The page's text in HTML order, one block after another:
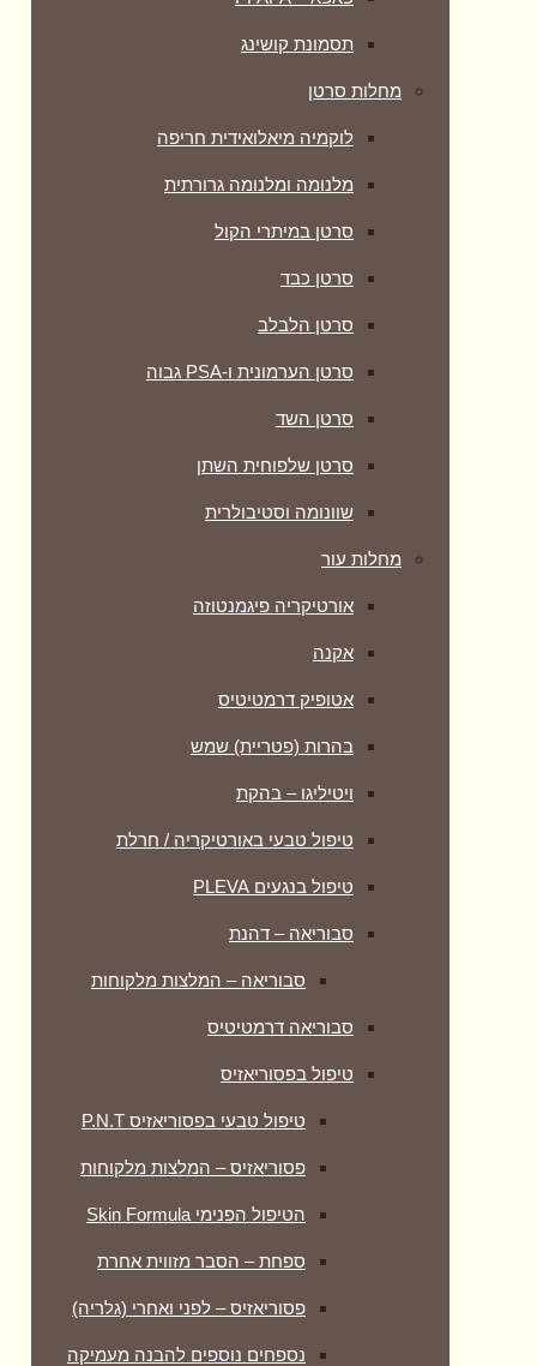
תסמונת קושינג
מחלות סרטן
לוקמיה מיאלואידית חריפה
מלנומה ומלנומה גרורתית
סרטן במיתרי הקול
סרטן כבד
סרטן הלבלב
סרטן הערמונית ו-PSA גבוה
סרטן השד
סרטן שלפוחית השתן
שוונומה וסטיבולרית
מחלות עור
אורטיקריה פיגמנטוזה
אקנה
אטופיק דרמטיטיס
בהרות (פטריית) שמש
ויטיליגו – בהקת
טיפול טבעי באורטיקריה / חרלת
טיפול בנגעים PLEVA
סבוריאה – דהנת
סבוריאה – המלצות מלקוחות
סבוריאה דרמטיטיס
טיפול בפסוריאזיס
טיפול טבעי בפסוריאזיס P.N.T
פסוריאזיס – המלצות מלקוחות
הטיפול הפנימי Skin Formula
ספחת – הסבר מזווית אחרת
פסוריאזיס – לפני ואחרי (גלריה)
נספחים נוספים להבנה מעמיקה